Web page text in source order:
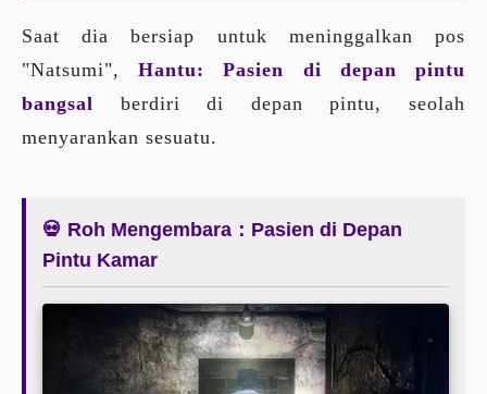
Saat dia bersiap untuk meninggalkan pos
"Natsumi",Hantu: Pasien di depan pintu
bangsal berdiri di depan pintu, seolah
menyarankan sesuatu.
💀 Roh Mengembara：Pasien di Depan
Pintu Kamar